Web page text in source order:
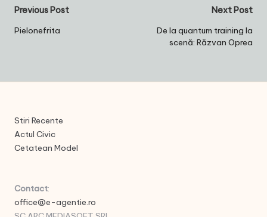
Post
navigation
Previous Post
Pielonefrita
Next Post
De la quantum training la
scenă: Răzvan Oprea
Stiri Recente
Actul Civic
Cetatean Model
Contact:
office@e-agentie.ro